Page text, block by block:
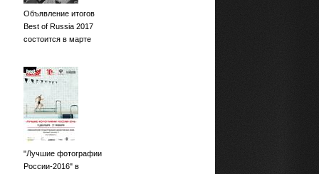
Объявление итогов
Best of Russia 2017
состоится в марте
"Лучшие фотографии
России-2016" в